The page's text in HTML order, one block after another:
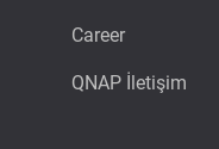
Career
QNAP İletişim